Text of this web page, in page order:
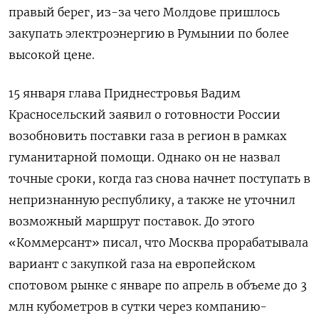
правый берег, из-за чего Молдове пришлось
закупать электроэнергию в Румынии по более
высокой цене.
15 января глава Приднестровья Вадим
Красносельский заявил о готовности России
возобновить поставки газа в регион в рамках
гуманитарной помощи. Однако он не назвал
точные сроки, когда газ снова начнет поступать в
непризнанную республику, а также не уточнил
возможный маршрут поставок. До этого
«Коммерсант» писал, что Москва прорабатывала
вариант с закупкой газа на европейском
спотовом рынке с январе по апрель в объеме до 3
млн кубометров в сутки через компанию-